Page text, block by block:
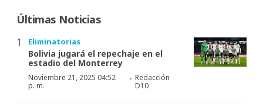
Últimas Noticias
Eliminatorias
Bolivia jugará el repechaje en el
estadio del Monterrey
Noviembre 21, 2025 04:52
p. m.
·Redacción
D10